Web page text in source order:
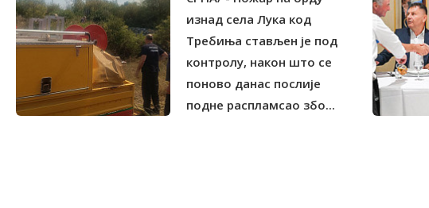
изнад села Лука код
Tребиња стављен је под
контролу, након што се
поново данас послије
подне распламсао збо...